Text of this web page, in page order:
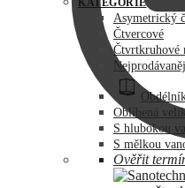
KATEGORIE
Asymetrický
Čtvercové
Čtvrtkruhové
Oblíbená
S hlubokou
S mělkou
Ověřit